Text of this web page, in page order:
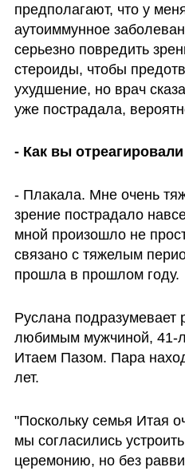
предполагают, что у
аутоиммунное
серьезно повредить
стероиды, чтобы
ухудшение, но врач
уже пострадала,
- Как вы
- Плакала. Мне очень
зрение пострадало
мной произошло не
связано с тяжелым
прошла в прошлом году.
Руслана подразумевает
любимым мужчиной, 41-
Итаем Пазом. Пара
лет.
"Поскольку семья Итая
мы согласились
церемонию, но без